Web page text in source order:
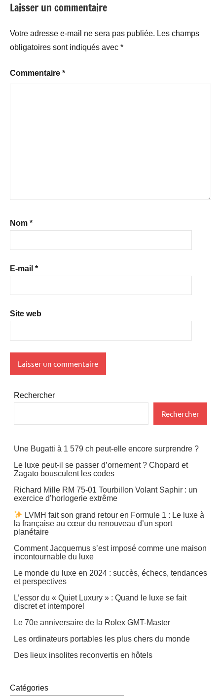
Laisser un commentaire
Votre adresse e-mail ne sera pas publiée. Les champs
obligatoires sont indiqués avec *
Commentaire *
Nom *
E-mail *
Site web
Rechercher
Rechercher
Une Bugatti à 1 579 ch peut-elle encore surprendre ?
Le luxe peut-il se passer d’ornement ? Chopard et
Zagato bousculent les codes
Richard Mille RM 75-01 Tourbillon Volant Saphir : un
exercice d’horlogerie extrême
LVMH fait son grand retour en Formule 1 : Le luxe à
la française au cœur du renouveau d’un sport
planétaire
Comment Jacquemus s’est imposé comme une maison
incontournable du luxe
Le monde du luxe en 2024 : succès, échecs, tendances
et perspectives
L’essor du « Quiet Luxury » : Quand le luxe se fait
discret et intemporel
Le 70e anniversaire de la Rolex GMT-Master
Les ordinateurs portables les plus chers du monde
Des lieux insolites reconvertis en hôtels
Catégories